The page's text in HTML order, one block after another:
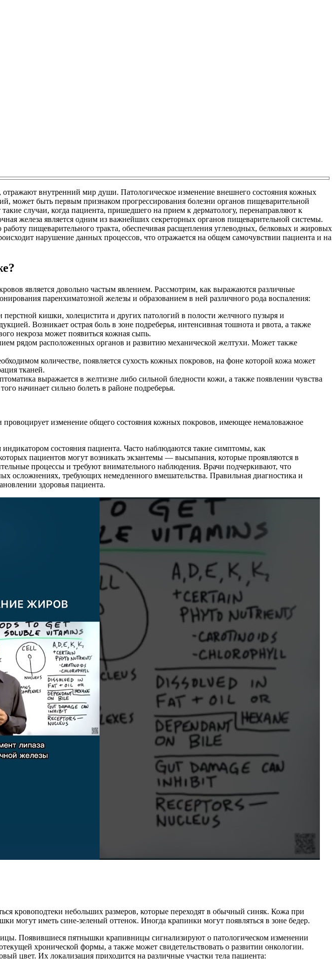
отражают внутренний мир души. Патологическое изменение внешнего состояния кожных
может быть первым признаком прогрессирования болезни органов пищеварительной
случаи, когда пациента, пришедшего на прием к дерматологу, перенаправляют к
железа является одним из важнейших секреторных органов пищеварительной системы.
пищеварительного тракта, обеспечивая расщепления углеводных, белковых и жировых
нарушение данных процессов, что отражается на общем самочувствии пациента и на
является довольно частым явлением. Рассмотрим, как выражаются различные
паренхиматозной железы и образованием в ней различного рода воспаления:
перстной кишки, холецистита и других патологий в полости желчного пузыря и
Возникает острая боль в зоне подреберья, интенсивная тошнота и рвота, а также
некроза может появиться кожная сыпь.
рядом расположенных органов и развитию механической желтухи. Может также
количестве, появляется сухость кожных покровов, на фоне которой кожа может
тканей.
выражается в желтизне либо сильной бледности кожи, а также появлении чувства
начинает сильно болеть в районе подреберья.
изменение общего состояния кожных покровов, имеющее немаловажное
состояния пациента. Часто наблюдаются такие симптомы, как
пациентов могут возникать экзантемы — высыпания, которые проявляются в
процессы и требуют внимательного наблюдения. Врачи подчеркивают, что
осложнениях, требующих немедленного вмешательства. Правильная диагностика и
здоровья пациента.
кровоподтеки небольших размеров, которые переходят в обычный синяк. Кожа при
могут иметь сине-зеленый оттенок. Иногда крапинки могут появляться в зоне бедер.
Появившиеся пятнышки крапивницы сигнализируют о патологическом изменении
хронической формы, а также может свидетельствовать о развитии онкологии.
цвет. Их локализация приходится на различные участки тела пациента: